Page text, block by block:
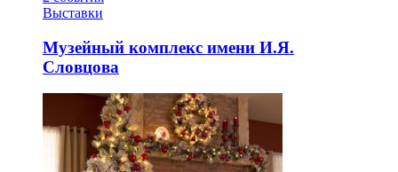
Выставки
Музейный комплекс имени И.Я.
Словцова